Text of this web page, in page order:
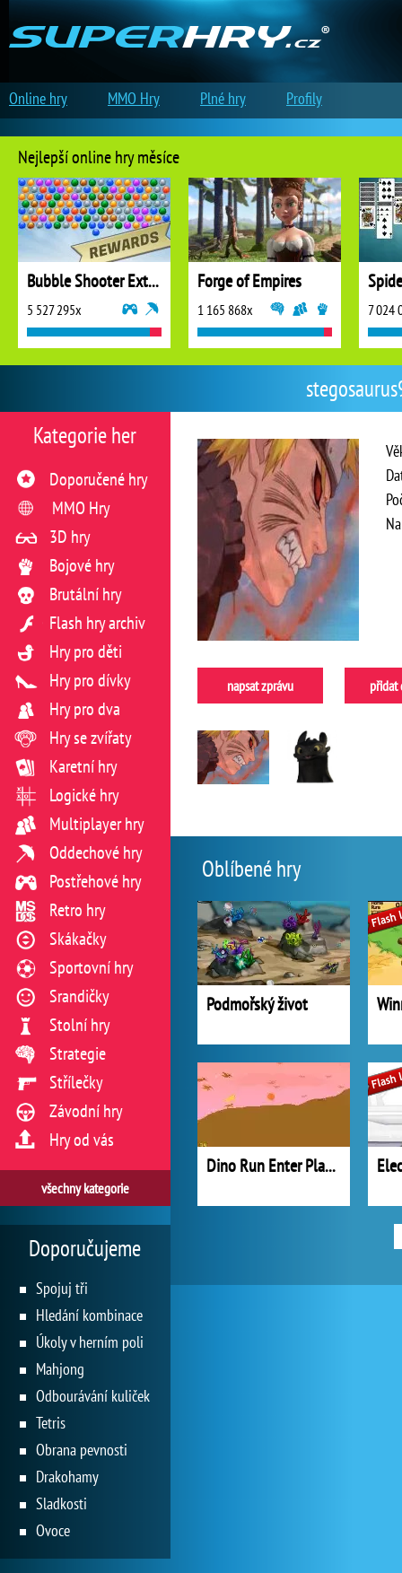
napsat zprávu přidat
Oblíbené hry
Podmořský život
Dino Run Enter Planet D
Kategorie her
Doporučené hry
MMO Hry
3D hry
Bojové hry
Brutální hry
Flash hry archiv
Hry pro děti
Hry pro dívky
Hry pro dva
Hry se zvířaty
Karetní hry
Logické hry
Multiplayer hry
Oddechové hry
Postřehové hry
Retro hry
Skákačky
Sportovní hry
Srandičky
Stolní hry
Strategie
Střílečky
Závodní hry
Hry od vás
všechny kategorie
Doporučujeme
Spojuj tři
Hledání kombinace
Úkoly v herním poli
Mahjong
Odbourávání kuliček
Tetris
Obrana pevnosti
Drakohamy
Sladkosti
Ovoce
Nejlepší online hry měsíce
Bubble Shooter Extreme
5 527 295x
Forge of Empires
1 165 868x 7 024
Online hry MMO Hry Plné hry Profily